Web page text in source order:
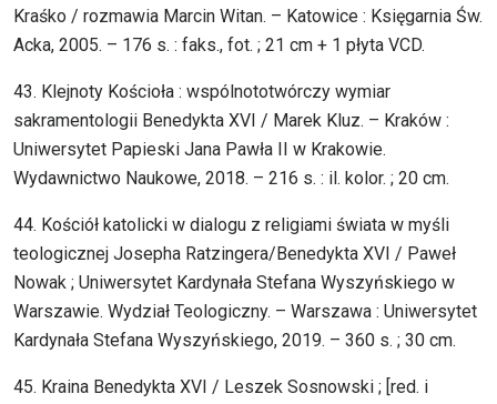
Kraśko / rozmawia Marcin Witan. – Katowice : Księgarnia Św.
Acka, 2005. – 176 s. : faks., fot. ; 21 cm + 1 płyta VCD.
43. Klejnoty Kościoła : wspólnototwórczy wymiar
sakramentologii Benedykta XVI / Marek Kluz. – Kraków :
Uniwersytet Papieski Jana Pawła II w Krakowie.
Wydawnictwo Naukowe, 2018. – 216 s. : il. kolor. ; 20 cm.
44. Kościół katolicki w dialogu z religiami świata w myśli
teologicznej Josepha Ratzingera/Benedykta XVI / Paweł
Nowak ; Uniwersytet Kardynała Stefana Wyszyńskiego w
Warszawie. Wydział Teologiczny. – Warszawa : Uniwersytet
Kardynała Stefana Wyszyńskiego, 2019. – 360 s. ; 30 cm.
45. Kraina Benedykta XVI / Leszek Sosnowski ; [red. i